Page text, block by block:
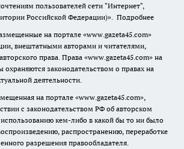
пользователей сети "Интернет",
Российской Федерации)». Подробнее
на портале «www.gazeta45.com»
внештатными авторами и читателями,
права. Права «www.gazeta45.com» на
охраняются законодательством о правах на
деятельности.
на портале «www.gazeta45.com»,
с законодательством РФ об авторском
кем-либо в какой бы то ни было
распространению, переработке
разрешения правообладателя.